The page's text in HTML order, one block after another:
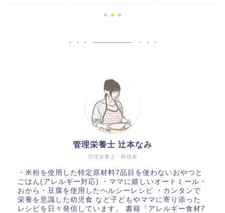
管理栄養士・料理家
管理栄養士 辻本なみ
・米粉を使用した特定原材料7品目を使わないおやつと
ごはん(アレルギー対応) ・ママに嬉しいオートミール・
おから・豆腐を使用したヘルシーレシピ ・カンタンで
栄養を意識した幼児食 など子どもやママに寄り添った
レシピを日々発信しています。 書籍『アレルギー食材7